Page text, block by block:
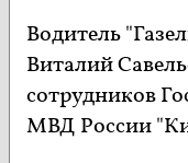
Водитель
Виталий
сотрудников
МВД России